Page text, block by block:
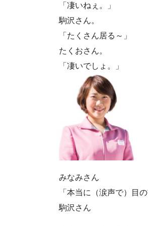
「凄いねぇ。」
駒沢さん。
「たくさん居る～」
たくおさん。
「凄いでしょ。」
みなみさん
「本当に（涙声で）目
駒沢さん